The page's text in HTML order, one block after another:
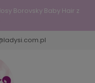
Borovsky Baby Hair z